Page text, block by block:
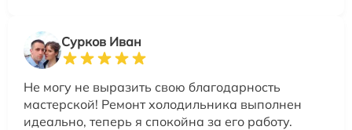
Сурков Иван
Не могу не выразить свою благодарность
мастерской! Ремонт холодильника выполнен
идеально, теперь я спокойна за его работу.